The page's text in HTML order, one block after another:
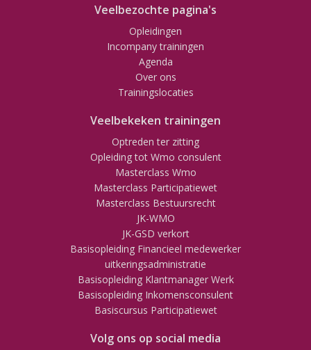
Veelbezochte pagina's
Opleidingen
Incompany trainingen
Agenda
Over ons
Trainingslocaties
Veelbekeken trainingen
Optreden ter zitting
Opleiding tot Wmo consulent
Masterclass Wmo
Masterclass Participatiewet
Masterclass Bestuursrecht
JK-WMO
JK-GSD verkort
Basisopleiding Financieel medewerker
uitkeringsadministratie
Basisopleiding Klantmanager Werk
Basisopleiding Inkomensconsulent
Basiscursus Participatiewet
Volg ons op social media